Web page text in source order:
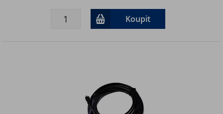
Koupit